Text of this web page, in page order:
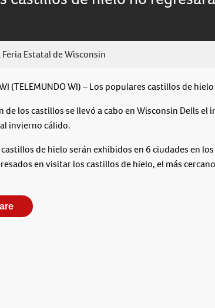
Estatal de Wisconsin
(TELEMUNDO WI) – Los populares castillos de
de los castillos se llevó a cabo en Wisconsin Dells
invierno cálido.
de hielo serán exhibidos en 6 ciudades en
en visitar los castillos de hielo, el más